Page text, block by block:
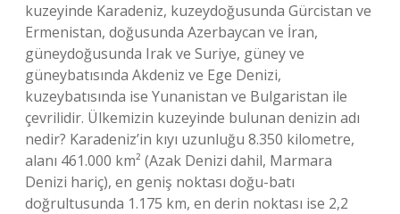
kuzeyinde Karadeniz, kuzeydoğusunda Gürcistan ve
Ermenistan, doğusunda Azerbaycan ve İran,
güneydoğusunda Irak ve Suriye, güney ve
güneybatısında Akdeniz ve Ege Denizi,
kuzeybatısında ise Yunanistan ve Bulgaristan ile
çevrilidir. Ülkemizin kuzeyinde bulunan denizin adı
nedir? Karadeniz’in kıyı uzunluğu 8.350 kilometre,
alanı 461.000 km² (Azak Denizi dahil, Marmara
Denizi hariç), en geniş noktası doğu-batı
doğrultusunda 1.175 km, en derin noktası ise 2,2